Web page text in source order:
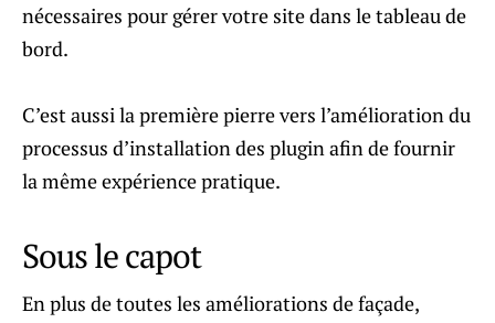
nécessaires pour gérer votre site dans le tableau de
bord.
C’est aussi la première pierre vers l’amélioration du
processus d’installation des plugin afin de fournir
la même expérience pratique.
Sous le capot
En plus de toutes les améliorations de façade,